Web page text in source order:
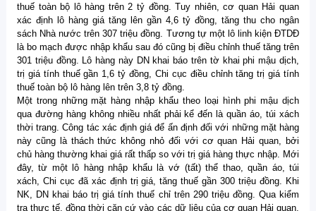
thuế toàn bộ lô hàng trên 2 tỷ đồng. Tuy nhiên, cơ quan Hải quan
xác định lô hàng giá tăng lên gần 4,6 tỷ đồng, tăng thu cho ngân
sách Nhà nước trên 307 triệu đồng. Tương tự một lô linh kiện ĐTDĐ
là bo mạch được nhập khẩu sau đó cũng bị điều chỉnh thuế tăng trên
301 triệu đồng. Lô hàng này DN khai báo trên tờ khai phi mậu dịch,
trị giá tính thuế gần 1,6 tỷ đồng, Chi cục điều chỉnh tăng trị giá tính
thuế toàn bộ lô hàng lên trên 3,8 tỷ đồng.
Một trong những mặt hàng nhập khẩu theo loại hình phi mậu dịch
qua đường hàng không nhiều nhất phải kể đến là quần áo, túi xách
thời trang. Công tác xác định giá để ấn định đối với những mặt hàng
này cũng là thách thức không nhỏ đối với cơ quan Hải quan, bởi
chủ hàng thường khai giá rất thấp so với trị giá hàng thực nhập. Mới
đây, từ một lô hàng nhập khẩu là vớ (tất) thể thao, quần áo, túi
xách, Chi cục đã xác định trị giá, tăng thuế gần 300 triệu đồng. Khi
NK, DN khai báo trị giá tính thuế chỉ trên 290 triệu đồng. Qua kiểm
tra thực tế, đồng thời căn cứ vào các dữ liệu của cơ quan Hải quan,